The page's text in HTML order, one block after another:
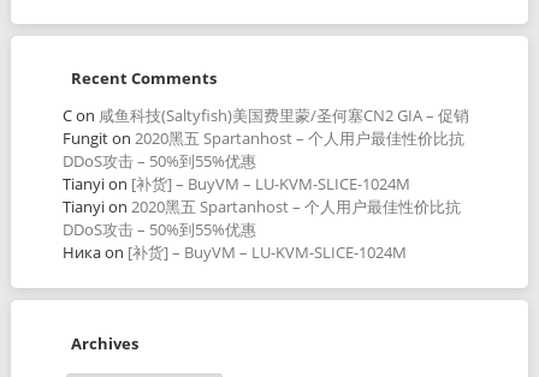
Recent Comments
Con 咸鱼科技(Saltyfish)美国费里蒙/圣何塞CN2 GIA – 促销
Fungiton 2020黑五 Spartanhost – 个人用户最佳性价比抗
DDoS攻击 – 50%到55%优惠
Tianyion [补货] – BuyVM – LU-KVM-SLICE-1024M
Tianyion 2020黑五 Spartanhost – 个人用户最佳性价比抗
DDoS攻击 – 50%到55%优惠
Никаon [补货] – BuyVM – LU-KVM-SLICE-1024M
Archives